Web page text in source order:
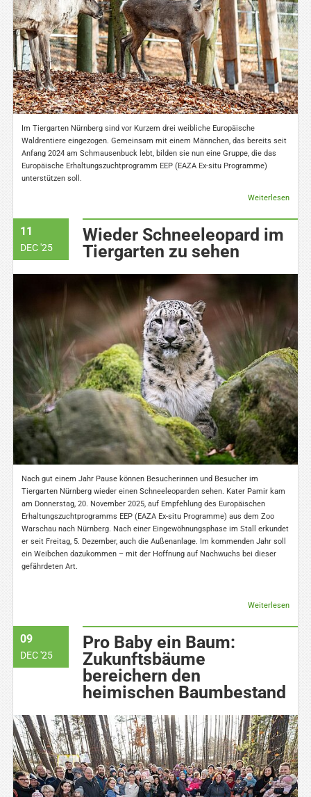
Im Tiergarten Nürnberg sind vor Kurzem drei weibliche Europäische
Waldrentiere eingezogen. Gemeinsam mit einem Männchen, das bereits seit
Anfang 2024 am Schmausenbuck lebt, bilden sie nun eine Gruppe, die das
Europäische Erhaltungszuchtprogramm EEP (EAZA Ex-situ Programme)
unterstützen soll.
Weiterlesen
11
DEC '25
Wieder Schneeleopard im
Tiergarten zu sehen
Nach gut einem Jahr Pause können Besucherinnen und Besucher im
Tiergarten Nürnberg wieder einen Schneeleoparden sehen. Kater Pamir kam
am Donnerstag, 20. November 2025, auf Empfehlung des Europäischen
Erhaltungszuchtprogramms EEP (EAZA Ex-situ Programme) aus dem Zoo
Warschau nach Nürnberg. Nach einer Eingewöhnungsphase im Stall erkundet
er seit Freitag, 5. Dezember, auch die Außenanlage. Im kommenden Jahr soll
ein Weibchen dazukommen – mit der Hoffnung auf Nachwuchs bei dieser
gefährdeten Art.
Weiterlesen
09
DEC '25
Pro Baby ein Baum:
Zukunftsbäume
bereichern den
heimischen Baumbestand